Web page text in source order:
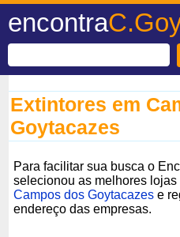
encontra
Extintores em
Goytacazes
Para facilitar sua busca o
selecionou as melhores
Campos dos Goytacazes e
endereço das empresas.